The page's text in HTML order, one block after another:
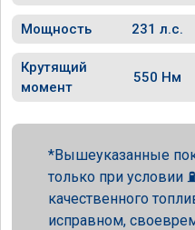
Мощность 231 л.с.
Крутящий
момент
550 Нм
Вышеуказанные
только при условии
качественного
исправном,